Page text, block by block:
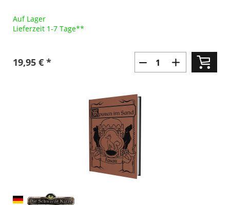
Auf Lager
Lieferzeit 1-7 Tage**
19,95 € *